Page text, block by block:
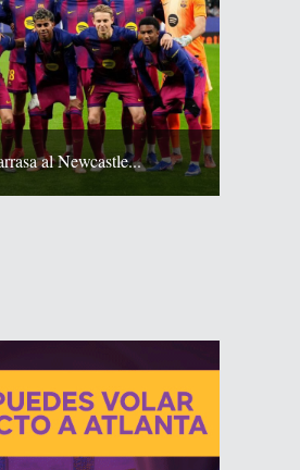
al Newcastle...